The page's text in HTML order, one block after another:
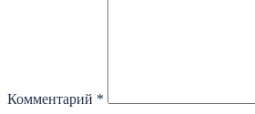
Комментарий *